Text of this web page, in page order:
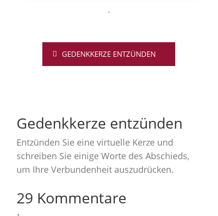
GEDENKKERZE ENTZÜNDEN
Gedenkkerze entzünden
Entzünden Sie eine virtuelle Kerze und
schreiben Sie einige Worte des Abschieds,
um Ihre Verbundenheit auszudrücken.
29 Kommentare